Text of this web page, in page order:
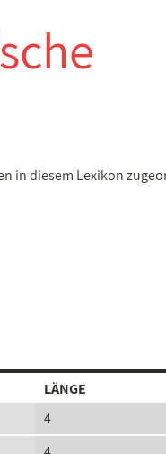
in diesem Lexikon
LÄNGE
4